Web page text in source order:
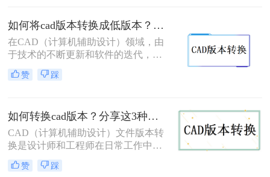
本cad怎么转换成低版本呢？下面将详
细介绍几种将高版本CAD转换成低版
本的方法，供您参考。
如何将cad版本转换成低版本？教你三个小妙招轻松搞定！
在CAD（计算机辅助设计）领域，由
于技术的不断更新和软件的迭代，我
们有时需要将CAD文件从高版本转换
为低版本，以便在旧版本的CAD软件
种常用的方法，帮助您轻松完成CAD
版本的转换。
赞 踩
如何转换cad版本？分享这3种简单的方法！
CAD（计算机辅助设计）文件版本转
换是设计师和工程师在日常工作中经
常遇到的需求。随着CAD软件的不断
更新和发展，有时我们需要将旧版本
赞 踩